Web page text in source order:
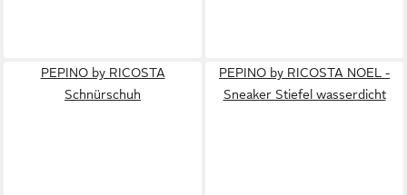
PEPINO by RICOSTA
Schnürschuh
PEPINO by RICOSTA NOEL -
Sneaker Stiefel wasserdicht